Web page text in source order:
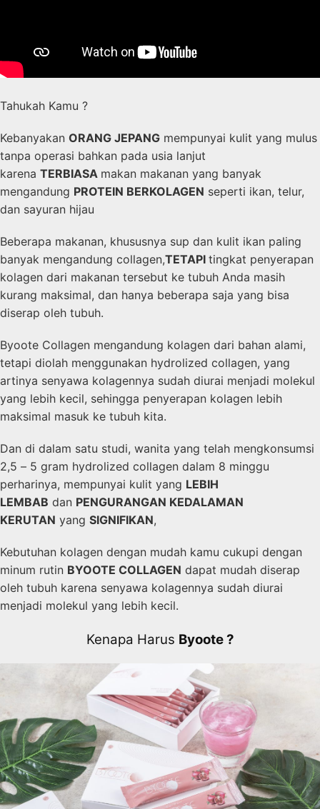
Tahukah Kamu ?
Kebanyakan ORANG JEPANG mempunyai kulit yang mulus
tanpa operasi bahkan pada usia lanjut
karena TERBIASA makan makanan yang banyak
mengandung PROTEIN BERKOLAGEN seperti ikan, telur,
dan sayuran hijau
Beberapa makanan, khususnya sup dan kulit ikan paling
banyak mengandung collagen,TETAPI tingkat penyerapan
kolagen dari makanan tersebut ke tubuh Anda masih
kurang maksimal, dan hanya beberapa saja yang bisa
diserap oleh tubuh.
Byoote Collagen mengandung kolagen dari bahan alami,
tetapi diolah menggunakan hydrolized collagen, yang
artinya senyawa kolagennya sudah diurai menjadi molekul
yang lebih kecil, sehingga penyerapan kolagen lebih
maksimal masuk ke tubuh kita.
Dan di dalam satu studi, wanita yang telah mengkonsumsi
2,5 – 5 gram hydrolized collagen dalam 8 minggu
perharinya, mempunyai kulit yang LEBIH
LEMBAB dan PENGURANGAN KEDALAMAN
KERUTAN yang SIGNIFIKAN,
Kebutuhan kolagen dengan mudah kamu cukupi dengan
minum rutin BYOOTE COLLAGEN dapat mudah diserap
oleh tubuh karena senyawa kolagennya sudah diurai
menjadi molekul yang lebih kecil.
Kenapa Harus Byoote ?​